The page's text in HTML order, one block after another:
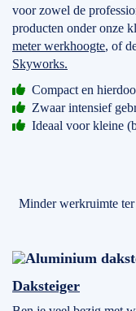
voor zowel de
producten onder onze
meter werkhoogte, of
Skyworks.
Compact en
Zwaar intensief
Ideaal voor kleine
Minder werkruimte
Daksteiger